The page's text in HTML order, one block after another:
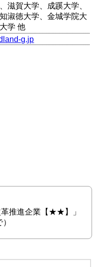
滋賀大学、成蹊大学、
淑徳大学、金城学院大
学 他
g.jp
推進企業【★★】」